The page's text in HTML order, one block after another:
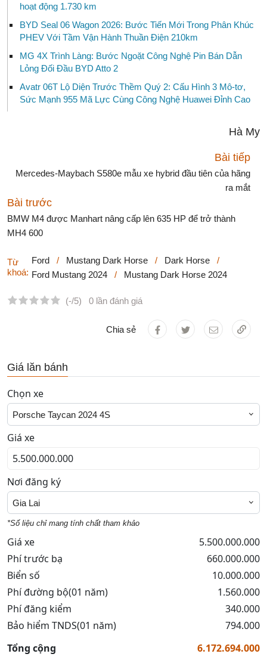
hoạt động 1.730 km
BYD Seal 06 Wagon 2026: Bước Tiến Mới Trong Phân Khúc
PHEV Với Tầm Vận Hành Thuần Điện 210km
MG 4X Trình Làng: Bước Ngoặt Công Nghệ Pin Bán Dẫn
Lỏng Đối Đầu BYD Atto 2
Avatr 06T Lộ Diện Trước Thềm Quý 2: Cấu Hình 3 Mô-tơ,
Sức Mạnh 955 Mã Lực Cùng Công Nghệ Huawei Đỉnh Cao
Hà My
Bài tiếp
Mercedes-Maybach S580e mẫu xe hybrid đầu tiên của hãng
ra mắt
Bài trước
BMW M4 được Manhart nâng cấp lên 635 HP để trở thành
MH4 600
Từ
khoá:
Ford / Mustang Dark Horse / Dark Horse
/
Ford Mustang 2024
/ Mustang Dark Horse 2024
(-/5) 0 lần đánh giá
Chia sẻ
Giá lăn bánh
Chọn xe
Porsche Taycan 2024 4S
Giá xe
Nơi đăng ký
Gia Lai
*Số liệu chỉ mang tính chất tham khảo
Giá xe
5.500.000.000
Phí trước bạ
660.000.000
Biển số
10.000.000
Phí đường bộ(01 năm)
1.560.000
Phí đăng kiểm
340.000
Bảo hiểm TNDS(01 năm)
794.000
Tổng cộng
6.172.694.000